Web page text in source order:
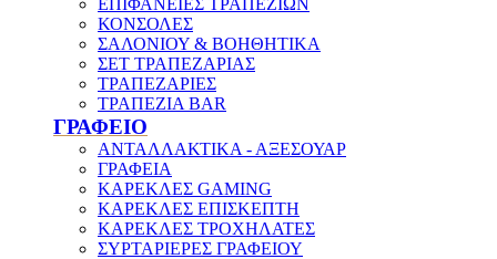
ΕΠΙΦΑΝΕΙΕΣ ΤΡΑΠΕΖΙΩΝ
ΚΟΝΣΟΛΕΣ
ΣΑΛΟΝΙΟΥ & ΒΟΗΘΗΤΙΚΑ
ΣΕΤ ΤΡΑΠΕΖΑΡΙΑΣ
ΤΡΑΠΕΖΑΡΙΕΣ
ΤΡΑΠΕΖΙΑ BAR
ΓΡΑΦΕΙΟ
ΑΝΤΑΛΛΑΚΤΙΚΑ - ΑΞΕΣΟΥΑΡ
ΓΡΑΦΕΙΑ
ΚΑΡΕΚΛΕΣ GAMING
ΚΑΡΕΚΛΕΣ ΕΠΙΣΚΕΠΤΗ
ΚΑΡΕΚΛΕΣ ΤΡΟΧΗΛΑΤΕΣ
ΣΥΡΤΑΡΙΕΡΕΣ ΓΡΑΦΕΙΟΥ